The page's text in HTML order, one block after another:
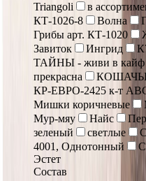
Triangoli
в
КТ-1026-8
Волна
Грибы арт. КТ-1020
Завиток
Ингрид
ТАЙНЫ - живи в кайф
прекрасна
КОШАЧЬИ
КР-ЕВРО-2425 к-т
Мишки коричневые
Мур-мяу
Найс
зеленый
светлые
4001, Однотонный
Эстет
Состав